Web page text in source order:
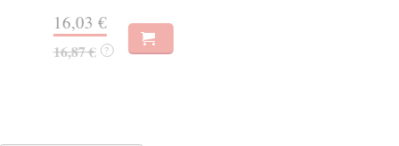
16,03 €
16,87 € ?